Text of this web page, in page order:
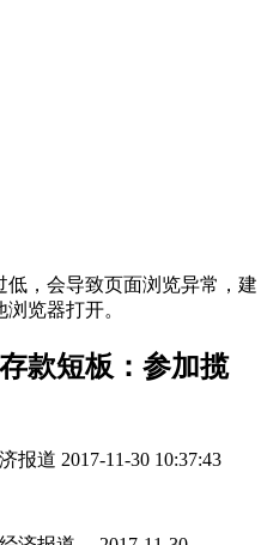
，会导致页面浏览异常，建
览器打开。
款短板：参加揽
报道 2017-11-30 10:37:43